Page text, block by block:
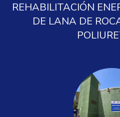
REHABILITACIÓN
DE LANA DE